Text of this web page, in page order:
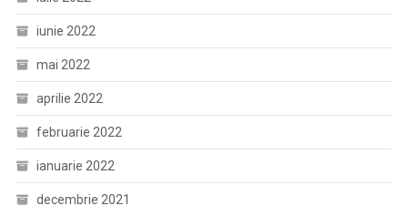
iunie 2022
mai 2022
aprilie 2022
februarie 2022
ianuarie 2022
decembrie 2021